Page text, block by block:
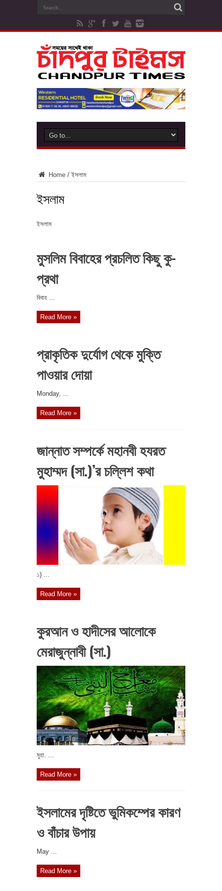
Home / ইসলাম
ইসলাম
ইসলাম
মুসলিম বিবাহের প্রচলিত কিছু কু-
প্রথা
বিবাহ ...
Read More »
প্রাকৃতিক দুর্যোগ থেকে মুক্তি
পাওয়ার দোয়া
‎Monday, ...
Read More »
জান্নাত সম্পর্কে মহানবী হযরত
মুহাম্মদ (সা.)’র চল্লিশ কথা
১) ...
Read More »
কুরআন ও হাদীসের আলোকে
মেরাজুন্নাবী (সা.)
মুহা. ...
Read More »
ইসলামের দৃষ্টিতে ভুমিকম্পের কারণ
ও বাঁচার উপায়
May ...
Read More »